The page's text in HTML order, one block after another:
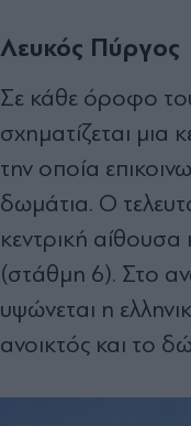
Λευκός Πύργος
Σε κάθε όροφο
σχηματίζεται μια
την οποία
δωμάτια. Ο
κεντρική
(στάθμη 6). Στο
υψώνεται η
ανοικτός και το